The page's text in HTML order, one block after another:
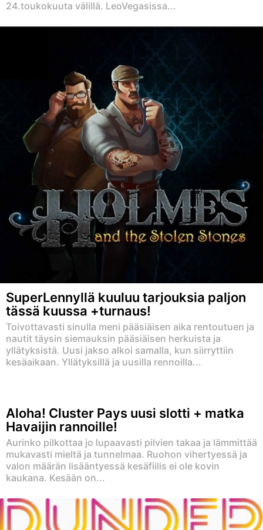
24.toukokuuta välillä. LeoVegasissa...
SuperLennyllä kuuluu tarjouksia paljon
tässä kuussa +turnaus!
Toivottavasti sinulla meni pääsiäisen aika rentoutuen ja
nautit täysin siemauksin pääsiäisen herkuista ja
yllätyksistä. Uusi jakso alkoi samalla, kun siirryttiin
kesäaikaan. Yllätyksillä ja uusilla rennoilla...
Aloha! Cluster Pays uusi slotti + matka
Havaijin rannoille!
Aurinko pilkottaa jo lupaavasti pilvien takaa ja lämmittää
mukavasti mieltä ja tunnelmaa. Ruohon vihertyessä ja
valon määrän lisääntyessä kesäfiilis ei ole kovin
kaukana. Kesään on...